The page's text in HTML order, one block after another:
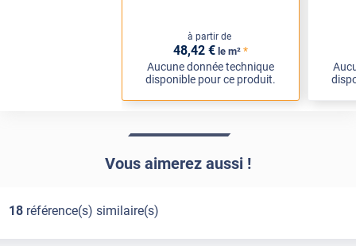
à partir de
48,42 € le m² *
Aucune donnée technique
disponible pour ce produit.
Vous aimerez aussi !
18référence(s) similaire(s)